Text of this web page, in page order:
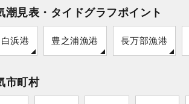
潮見表・タイドグラフポイント
白浜港 豊之浦漁港 長万部漁港
市町村